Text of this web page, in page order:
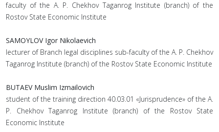
faculty of the A. P. Chekhov Taganrog Institute (branch) of the
Rostov State Economic Institute
SAMOYLOV Igor Nikolaevich
lecturer of Branch legal disciplines sub-faculty of the A. P. Chekhov
Taganrog Institute (branch) of the Rostov State Economic Institute
BUTAEV Muslim Izmailovich
student of the training direction 40.03.01 «Jurisprudence» of the A.
P. Chekhov Taganrog Institute (branch) of the Rostov State
Economic Institute